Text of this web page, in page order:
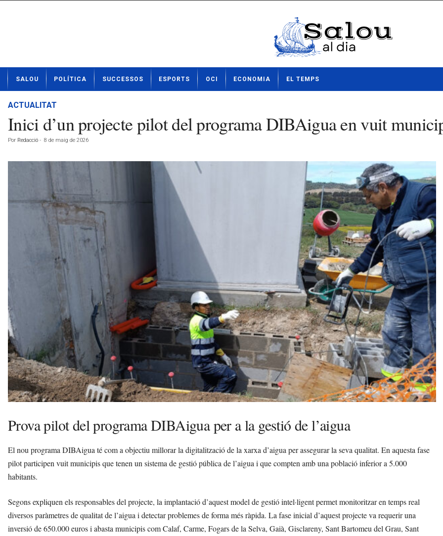
t
SALOU POLÍTICA SUCCESSOS ESPORTS OCI ECONOMIA EL TEMPS
ACTUALITAT
Inici d’un projecte pilot del programa DIBAigua en vuit
Por Redacció - 8 de maig de 2026
Prova pilot del programa DIBAigua per a la gestió de l’aigua
El nou programa DIBAigua té com a objectiu millorar la digitalització de la xarxa d’aigua per assegurar la seva qualitat. En aquesta fase
pilot participen vuit municipis que tenen un sistema de gestió pública de l’aigua i que compten amb una població inferior a 5.000
habitants.
Segons expliquen els responsables del projecte, la implantació d’aquest model de gestió intel·ligent permet monitoritzar en temps real
diversos paràmetres de qualitat de l’aigua i detectar problemes de forma més ràpida. La fase inicial d’aquest projecte va requerir una
inversió de 650.000 euros i abasta municipis com Calaf, Carme, Fogars de la Selva, Gaià, Gisclareny, Sant Bartomeu del Grau, Sant